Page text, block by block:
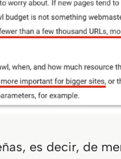
es decir, de